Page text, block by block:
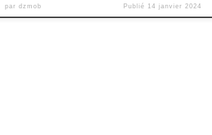
pardzmob Publié 14 janvier 2024